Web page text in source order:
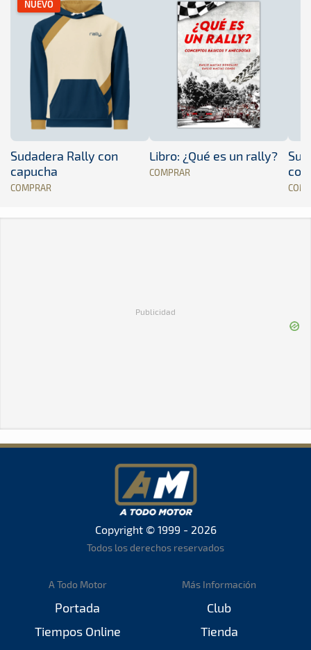
NUEVO
Sudadera Rally con
capucha
COMPRAR
Libro: ¿Qué es un rally?
COMPRAR
Publicidad
Copyright © 1999 - 2026
Todos los derechos reservados
A Todo Motor
Portada
Tiempos Online
Más Información
Club
Tienda